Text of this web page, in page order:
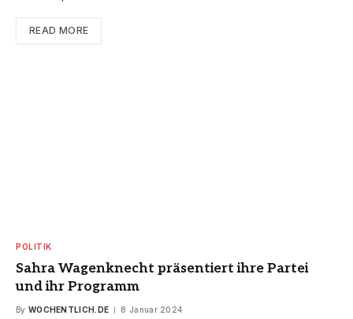
READ MORE
POLITIK
Sahra Wagenknecht präsentiert ihre Partei
und ihr Programm
By WOCHENTLICH.DE 8 Januar 2024